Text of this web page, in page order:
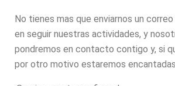
No tienes mas que enviarnos un
en seguir nuestras actividades, y
pondremos en contacto contigo y, si
por otro motivo estaremos